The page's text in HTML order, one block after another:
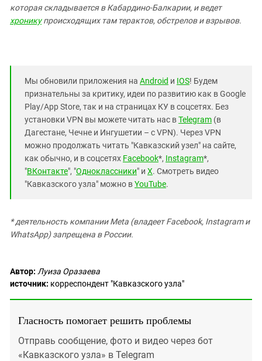
которая складывается в Кабардино-Балкарии, и ведет
хроникупроисходящих там терактов, обстрелов и взрывов.
Мы обновили приложения на Android и IOS! Будем
признательны за критику, идеи по развитию как в Google
Play/App Store, так и на страницах КУ в соцсетях. Без
установки VPN вы можете читать нас вTelegram (в
Дагестане, Чечне и Ингушетии – с VPN). Через VPN
можно продолжать читать "Кавказский узел" на сайте,
как обычно, и в соцсетях Facebook*, Instagram*,
"ВКонтакте", "Одноклассники" и X. Смотреть видео
"Кавказского узла" можно вYouTube.
* деятельность компании Meta (владеет Facebook, Instagram и
WhatsApp) запрещена в России.
Автор: Луиза Оразаева
источник: корреспондент "Кавказского узла"
Гласность помогает решить проблемы
Отправь сообщение, фото и видео через бот
«Кавказского узла» в Telegram